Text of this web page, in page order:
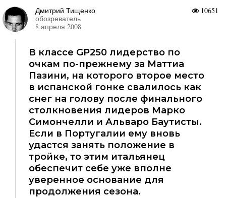
10651
Дмитрий Тищенко
обозреватель
8 апреля 2008
В классе GP250 лидерство по
очкам по-прежнему за Маттиа
Пазини, на которого второе место
в испанской гонке свалилось как
снег на голову после финального
столкновения лидеров Марко
Симончелли и Альваро Баутисты.
Если в Португалии ему вновь
удастся занять положение в
тройке, то этим итальянец
обеспечит себе уже вполне
уверенное основание для
продолжения сезона.